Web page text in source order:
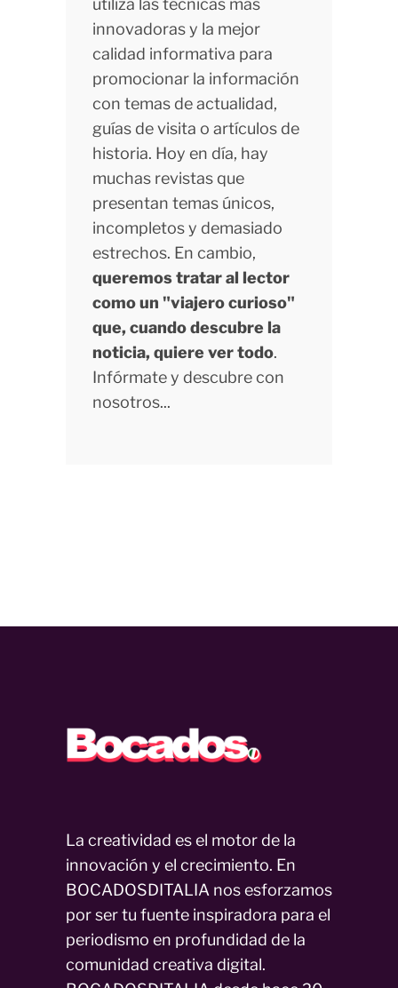
utiliza las técnicas más
innovadoras y la mejor
calidad informativa para
promocionar la información
con temas de actualidad,
guías de visita o artículos de
historia. Hoy en día, hay
muchas revistas que
presentan temas únicos,
incompletos y demasiado
estrechos. En cambio,
queremos tratar al lector
como un "viajero curioso"
que, cuando descubre la
noticia, quiere ver todo.
Infórmate y descubre con
nosotros...
La creatividad es el motor de la
innovación y el crecimiento. En
BOCADOSDITALIA nos esforzamos
por ser tu fuente inspiradora para el
periodismo en profundidad de la
comunidad creativa digital.